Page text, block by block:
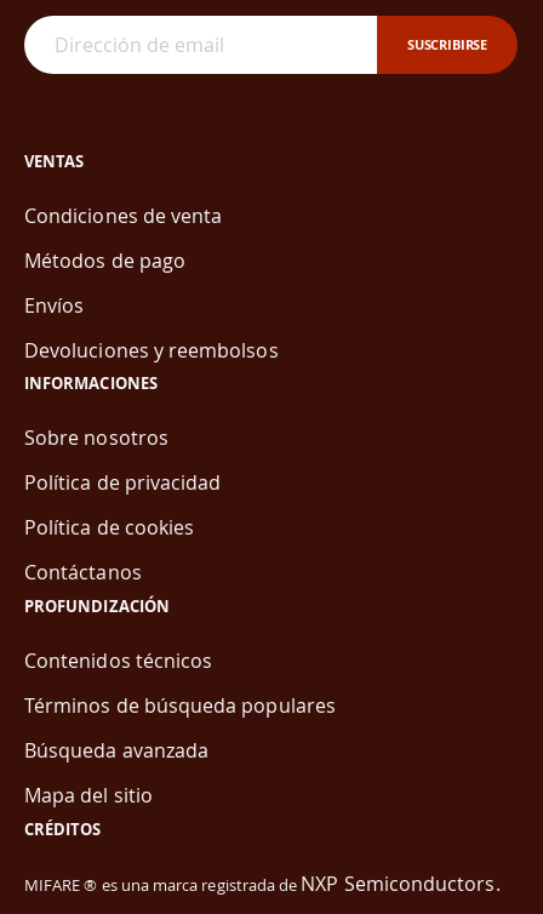
SUSCRIBIRSE
VENTAS
Condiciones de venta
Métodos de pago
Envíos
Devoluciones y reembolsos
INFORMACIONES
Sobre nosotros
Política de privacidad
Política de cookies
Contáctanos
PROFUNDIZACIÓN
Contenidos técnicos
Términos de búsqueda populares
Búsqueda avanzada
Mapa del sitio
CRÉDITOS
MIFARE ® es una marca registrada de NXP Semiconductors.